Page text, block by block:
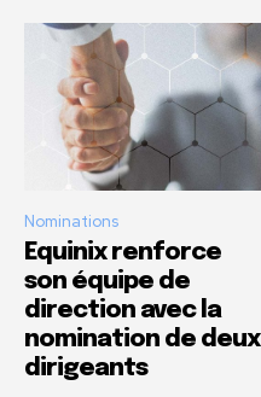
Nominations
Equinix renforce
son équipe de
direction avec la
nomination de deux
dirigeants